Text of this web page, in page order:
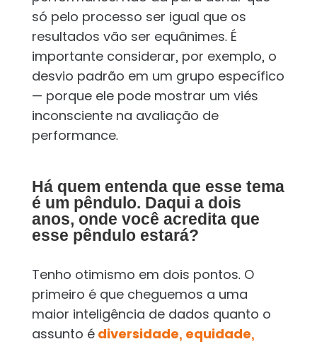
só pelo processo ser igual que os
resultados vão ser equânimes. É
importante considerar, por exemplo, o
desvio padrão em um grupo específico
— porque ele pode mostrar um viés
inconsciente na avaliação de
performance.
Há quem entenda que esse tema
é um pêndulo. Daqui a dois
anos, onde você acredita que
esse pêndulo estará?
Tenho otimismo em dois pontos. O
primeiro é que cheguemos a uma
maior inteligência de dados quanto o
assunto édiversidade, equidade,